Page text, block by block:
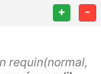
+ -
requin(normal,